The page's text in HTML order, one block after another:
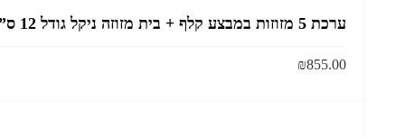
ערכת 5 מזוזות במבצע קלף + בית מזוזה ניקל גודל 12 ס”מ
₪855.00